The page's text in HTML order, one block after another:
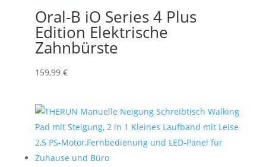
Oral-B iO Series 4 Plus
Edition Elektrische
Zahnbürste
159,99 €